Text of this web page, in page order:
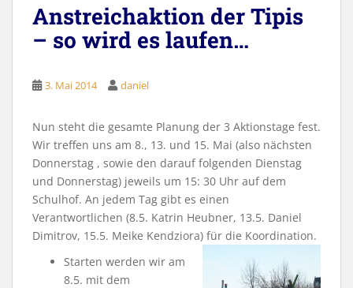
Anstreichaktion der Tipis
– so wird es laufen…
3. Mai 2014 daniel
Nun steht die gesamte Planung der 3 Aktionstage fest.
Wir treffen uns am 8., 13. und 15. Mai (also nächsten
Donnerstag , sowie den darauf folgenden Dienstag
und Donnerstag) jeweils um 15: 30 Uhr auf dem
Schulhof. An jedem Tag gibt es einen
Verantwortlichen (8.5. Katrin Heubner, 13.5. Daniel
Dimitrov, 15.5. Meike Kendziora) für die Koordination.
Starten werden wir am
8.5. mit dem